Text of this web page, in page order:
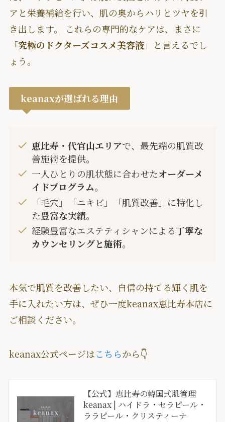
アと栄養補給を行い、肌の奥からハリとツヤを引
き出します。 これらの専門的なケアは、まさに
「究極のドクターズコスメ美容液」と言えるでし
ょう。
keanaxが選ばれる理由
恵比寿・代官山エリアで、最先端の肌質改
善施術を提供。
一人ひとりの肌状態に合わせたオーダーメ
イドプログラム。
「毛穴」「ニキビ」「肌質改善」に特化し
た豊富な実績。
経験豊富なエステティシャンによる丁寧な
カウンセリングと施術。
本気で肌質を改善したい、自信の持てる輝く肌を
手に入れたい方は、ぜひ一度keanax恵比寿本店に
ご相談ください。
keanax公式ページはこちらから👇
【公式】恵比寿の韓国式肌管理
keanax | ハイドラ・セラピール・
ララピール・クリスティーナ